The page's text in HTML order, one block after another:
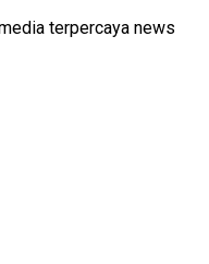
terpercaya news